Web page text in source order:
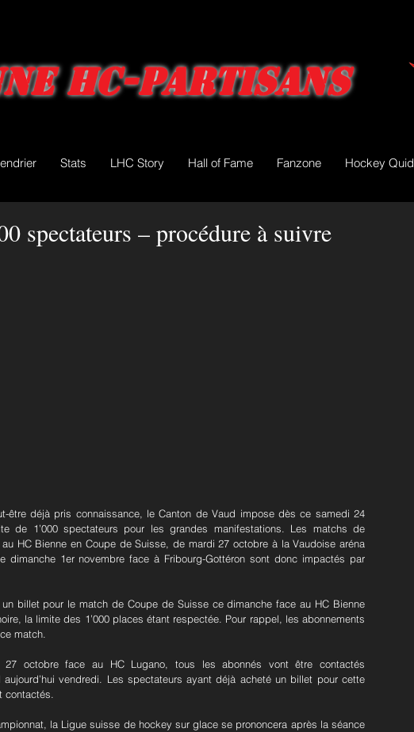
HC-Partisans
Stats LHC Story Hall of Fame Fanzone Hockey Quid
spectateurs – procédure à suivre
être déjà pris connaissance, le Canton de Vaud impose dès ce samedi 24
de 1’000 spectateurs pour les grandes manifestations. Les matchs de
HC Bienne en Coupe de Suisse, de mardi 27 octobre à la Vaudoise aréna
dimanche 1er novembre face à Fribourg-Gottéron sont donc impactés par
billet pour le match de Coupe de Suisse ce dimanche face au HC Bienne
la limite des 1’000 places étant respectée. Pour rappel, les abonnements
match.
octobre face au HC Lugano, tous les abonnés vont être contactés
aujourd’hui vendredi. Les spectateurs ayant déjà acheté un billet pour cette
contactés.
la Ligue suisse de hockey sur glace se prononcera après la séance